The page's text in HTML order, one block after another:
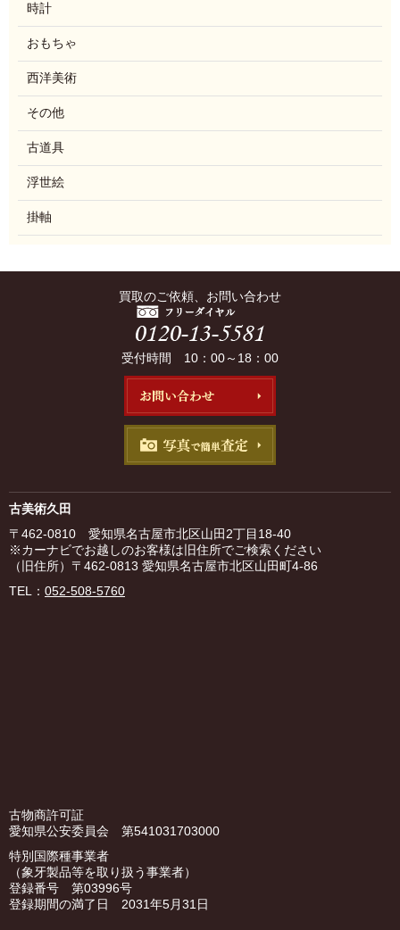
時計
おもちゃ
西洋美術
その他
古道具
浮世絵
掛軸
買取のご依頼、お問い合わせ
受付時間 10：00～18：00
古美術久田
〒462-0810 愛知県名古屋市北区山田2丁目18-40
※カーナビでお越しのお客様は旧住所でご検索ください
（旧住所）〒462-0813 愛知県名古屋市北区山田町4-86
TEL： 052-508-5760
古物商許可証
愛知県公安委員会 第541031703000
特別国際種事業者
（象牙製品等を取り扱う事業者）
登録番号 第03996号
登録期間の満了日 2031年5月31日